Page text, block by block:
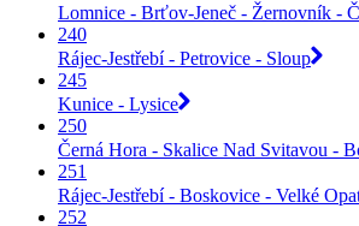
Lomnice - Brťov-Jeneč - Žernovník -
240
Rájec-Jestřebí - Petrovice - Sloup
245
Kunice - Lysice
250
Černá Hora - Skalice Nad Svitavou -
251
Rájec-Jestřebí - Boskovice - Velké
252